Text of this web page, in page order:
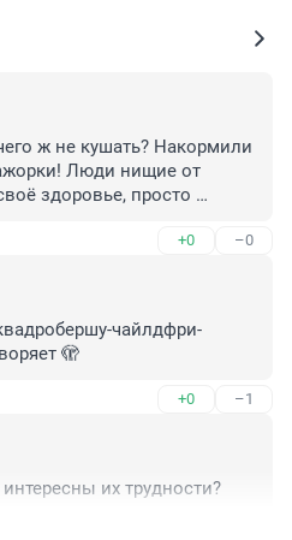
ж не кушать? Накормили
Люди нищие от
здоровье, просто
+0 –0
чайлдфри-
🫣
+0 –1
их трудности?